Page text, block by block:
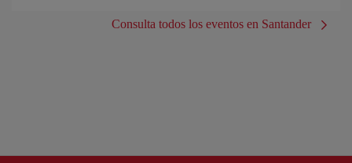
Consulta todos los eventos en Santander